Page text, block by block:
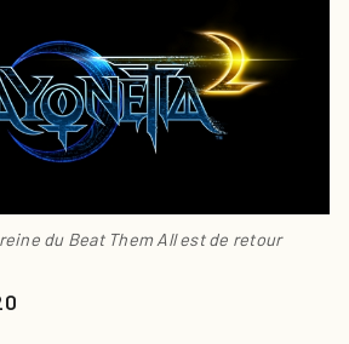
du Beat Them All est de retour